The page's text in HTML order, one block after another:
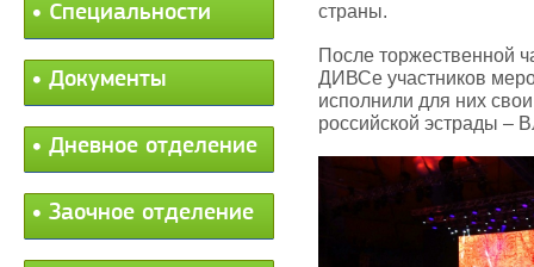
Специальности
Документы
Дневное отделение
Заочное отделение
страны.
После торжественной
ДИВСе участников
исполнили для них
российской эстрады –